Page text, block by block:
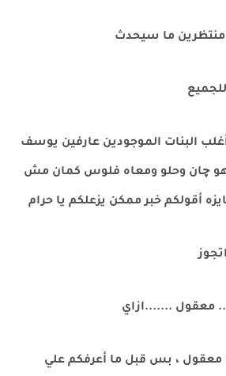
منتظرين ما سيحدث
البنات الموجودين عارفين يوسف
هو چان وحلو ومعاه فلوس كمان مش
أقولكم خبر ممكن يزعلكم يا حرام
معقول .......ازاي
معقول ، بس قبل ما أعرفكم علي